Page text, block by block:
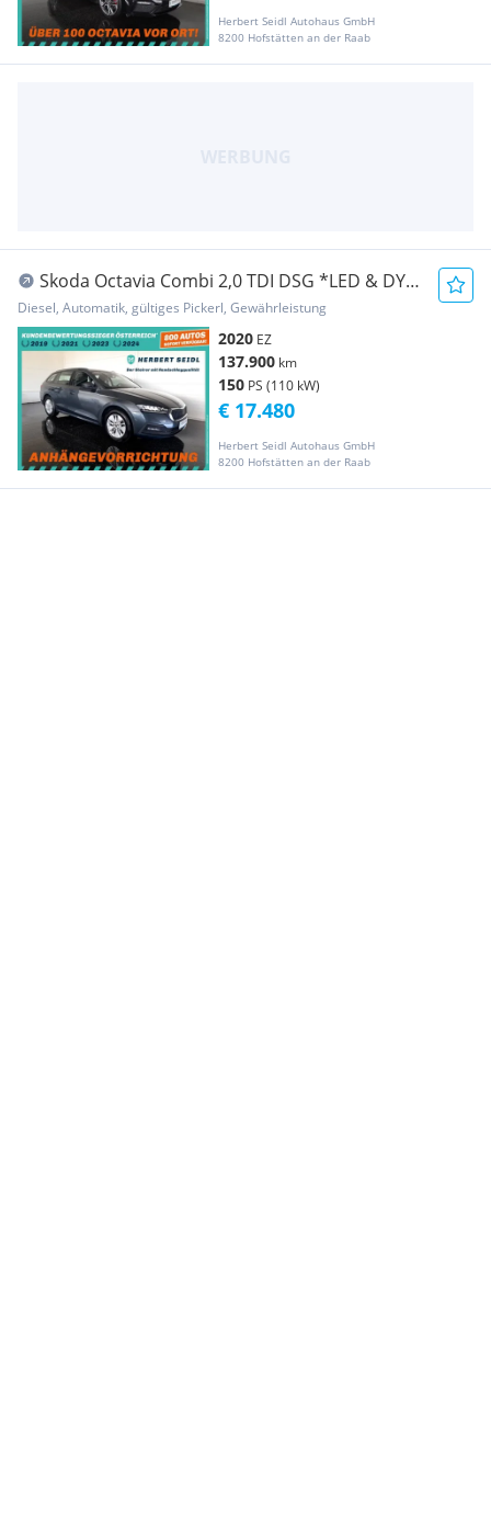
Herbert Seidl Autohaus GmbH
8200 Hofstätten an der Raab
Skoda Octavia Combi 2,0 TDI DSG *LED & DYN.
BLINKER /...
Diesel, Automatik, gültiges Pickerl, Gewährleistung
2020 EZ
137.900 km
150 PS (110 kW)
Herbert Seidl Autohaus GmbH
8200 Hofstätten an der Raab
€ 17.480